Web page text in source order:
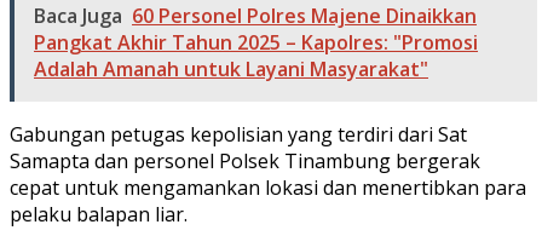
Baca Juga 60 Personel Polres Majene Dinaikkan
Pangkat Akhir Tahun 2025 – Kapolres: "Promosi
Adalah Amanah untuk Layani Masyarakat"
Gabungan petugas kepolisian yang terdiri dari Sat
Samapta dan personel Polsek Tinambung bergerak
cepat untuk mengamankan lokasi dan menertibkan para
pelaku balapan liar.